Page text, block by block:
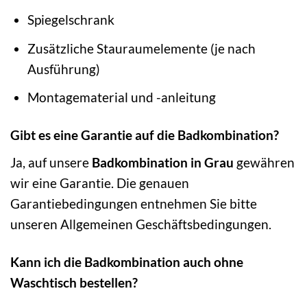
Spiegelschrank
Zusätzliche Stauraumelemente (je nach
Ausführung)
Montagematerial und -anleitung
Gibt es eine Garantie auf die Badkombination?
Ja, auf unsere Badkombination in Grau gewähren
wir eine Garantie. Die genauen
Garantiebedingungen entnehmen Sie bitte
unseren Allgemeinen Geschäftsbedingungen.
Kann ich die Badkombination auch ohne
Waschtisch bestellen?